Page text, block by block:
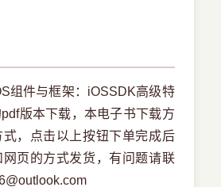
组件与框架：iOSSDK高级特
版本下载，本电子书下载方
，点击以上按钮下单完成后
网页的方式发货，有问题请联